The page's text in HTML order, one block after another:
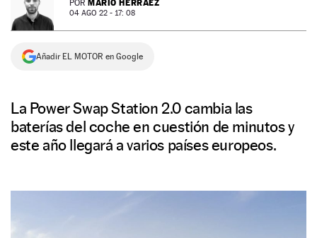
NEWSLETTER
SÍGUENOS
POR MARIO HERRÁEZ
04 AGO 22 - 17: 08
Añadir EL MOTOR en Google
La Power Swap Station 2.0 cambia las
baterías del coche en cuestión de minutos y
este año llegará a varios países europeos.